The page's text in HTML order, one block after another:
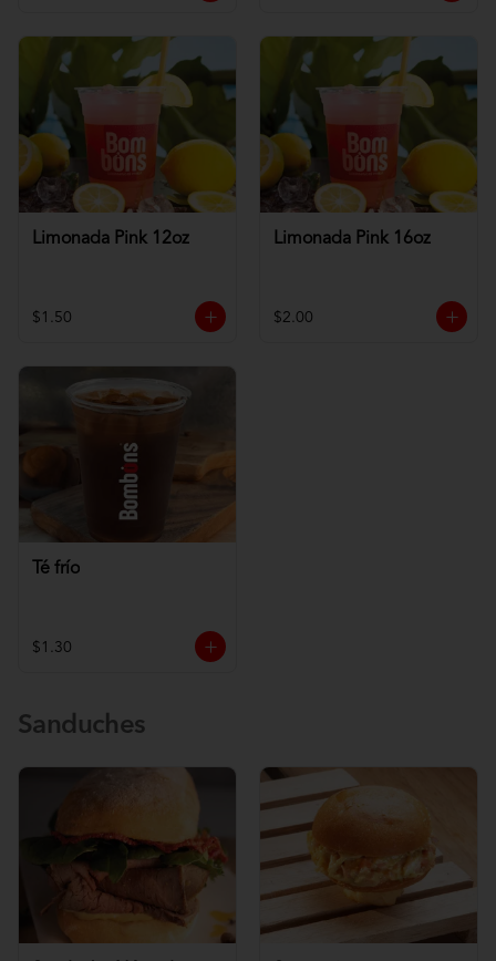
Limonada Pink 12oz
$1.50
Limonada Pink 16oz
$2.00
Té frío
$1.30
Sanduches